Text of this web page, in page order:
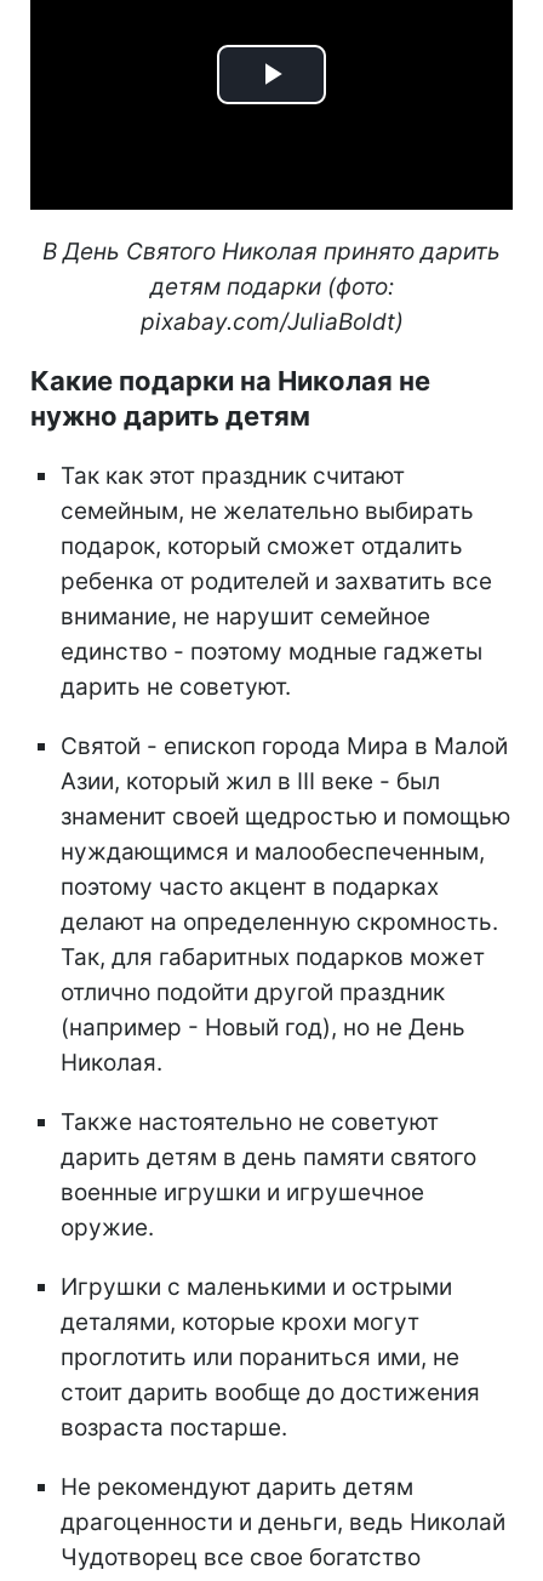
Play
В День Святого Николая принято дарить
детям подарки (фото:
pixabay.com/JuliaBoldt)
Какие подарки на Николая не
нужно дарить детям
Так как этот праздник считают
семейным, не желательно выбирать
подарок, который сможет отдалить
ребенка от родителей и захватить все
внимание, не нарушит семейное
единство - поэтому модные гаджеты
дарить не советуют.
Святой - епископ города Мира в Малой
Азии, который жил в III веке - был
знаменит своей щедростью и помощью
нуждающимся и малообеспеченным,
поэтому часто акцент в подарках
делают на определенную скромность.
Так, для габаритных подарков может
отлично подойти другой праздник
(например - Новый год), но не День
Николая.
Также настоятельно не советуют
дарить детям в день памяти святого
военные игрушки и игрушечное
оружие.
Игрушки с маленькими и острыми
деталями, которые крохи могут
проглотить или пораниться ими, не
стоит дарить вообще до достижения
возраста постарше.
Не рекомендуют дарить детям
драгоценности и деньги, ведь Николай
Чудотворец все свое богатство